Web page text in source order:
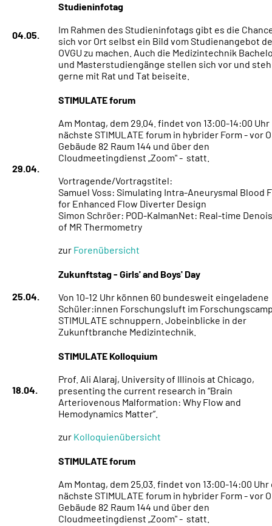
04.05.
Studieninfotag
Im Rahmen des Studieninfotags gibt es die
sich vor Ort selbst ein Bild vom Studienangebot
OVGU zu machen. Auch die Medizintechnik
und Masterstudiengänge stellen sich vor und
gerne mit Rat und Tat beiseite.
29.04.
STIMULATE forum
Am Montag, dem 29.04. findet von 13:00-14:00 Uhr
nächste STIMULATE forum in hybrider Form - vor
Gebäude 82 Raum 144 und über den
Cloudmeetingdienst „Zoom" - statt.
Vortragende/Vortragstitel:
Samuel Voss: Simulating Intra-Aneurysmal Blood
for Enhanced Flow Diverter Design
Simon Schröer: POD-KalmanNet: Real-time
of MR Thermometry
zur Forenübersicht
25.04.
Zukunftstag - Girls' and Boys' Day
Von 10-12 Uhr können 60 bundesweit eingeladene
Schüler:innen Forschungsluft im
STIMULATE schnuppern. Jobeinblicke in der
Zukunftbranche Medizintechnik.
18.04.
STIMULATE Kolloquium
Prof. Ali Alaraj, University of Illinois at Chicago,
presenting the current research in “Brain
Arteriovenous Malformation: Why Flow and
Hemodynamics Matter”.
zur Kolloquienübersicht
STIMULATE forum
Am Montag, dem 25.03. findet von 13:00-14:00 Uhr
nächste STIMULATE forum in hybrider Form - vor
Gebäude 82 Raum 144 und über den
Cloudmeetingdienst „Zoom" - statt.